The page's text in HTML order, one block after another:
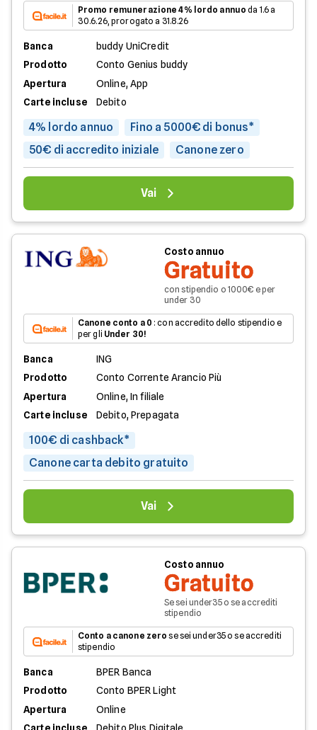
Promo remunerazione 4% lordo annuo da 1.6 a
30.6.26, prorogato a 31.8.26
Banca
buddy UniCredit
Prodotto
Conto Genius buddy
Apertura
Online, App
Carte incluse
Debito
4% lordo annuo
Fino a 5000€ di bonus*
50€ di accredito iniziale
Canone zero
Vai
Costo annuo
Gratuito
con stipendio o 1000€ e per
under 30
Canone conto a 0 : con accredito dello stipendio e
per gli Under 30!
Banca
ING
Prodotto
Conto Corrente Arancio Più
Apertura
Online, In filiale
Carte incluse
Debito, Prepagata
100€ di cashback*
Canone carta debito gratuito
Vai
Costo annuo
Gratuito
Se sei under35 o se accrediti
stipendio
Conto a canone zero se sei under35 o se accrediti
stipendio
Banca
BPER Banca
Prodotto
Conto BPER Light
Apertura
Online